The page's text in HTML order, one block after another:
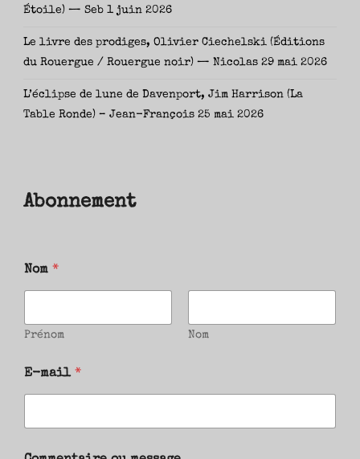
Étoile) — Seb 1 juin 2026
Le livre des prodiges, Olivier Ciechelski (Éditions
du Rouergue / Rouergue noir) — Nicolas 29 mai 2026
L’éclipse de lune de Davenport, Jim Harrison (La
Table Ronde) – Jean-François 25 mai 2026
Abonnement
Nom *
Prénom Nom
E-mail *